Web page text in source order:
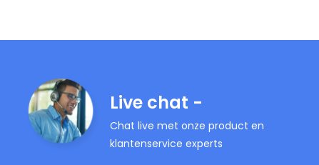
Live chat -
Chat live met onze product en
klantenservice experts